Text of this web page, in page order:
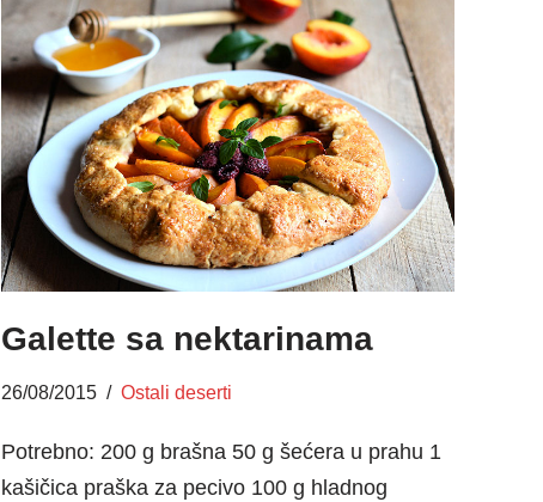
Galette sa nektarinama
26/08/2015 Ostali deserti
Potrebno: 200 g brašna 50 g šećera u prahu 1
kašičica praška za pecivo 100 g hladnog